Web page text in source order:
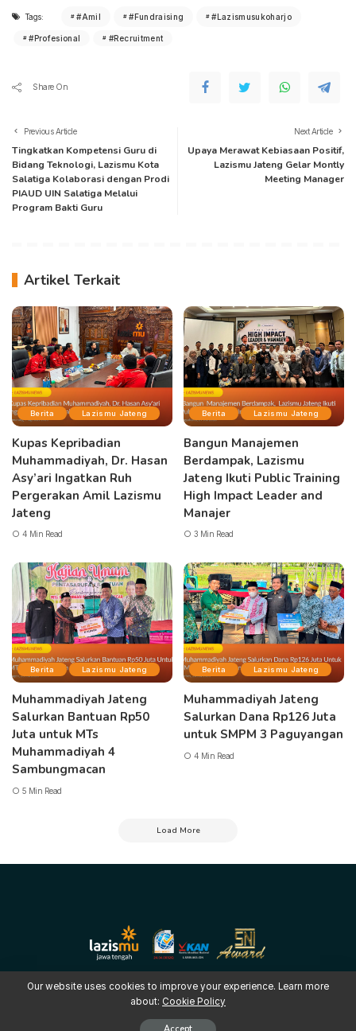
Tags: #Amil #Fundraising #Lazismusukoharjo
#Profesional #Recruitment
Share On
Previous Article
Tingkatkan Kompetensi Guru di
Bidang Teknologi, Lazismu Kota
Salatiga Kolaborasi dengan Prodi
PIAUD UIN Salatiga Melalui
Program Bakti Guru
Next Article
Upaya Merawat Kebiasaan Positif,
Lazismu Jateng Gelar Montly
Meeting Manager
Artikel Terkait
Berita Lazismu Jateng
Kupas Kepribadian
Muhammadiyah, Dr. Hasan
Asy’ari Ingatkan Ruh
Pergerakan Amil Lazismu
Jateng
4 Min Read
Berita Lazismu Jateng
Bangun Manajemen
Berdampak, Lazismu
Jateng Ikuti Public Training
High Impact Leader and
Manajer
3 Min Read
Berita Lazismu Jateng
Muhammadiyah Jateng
Salurkan Bantuan Rp50
Juta untuk MTs
Muhammadiyah 4
Sambungmacan
5 Min Read
Berita Lazismu Jateng
Muhammadiyah Jateng
Salurkan Dana Rp126 Juta
untuk SMPM 3 Paguyangan
4 Min Read
Load More
Tengah
Our website uses cookies to improve your experience. Learn more
about: Cookie Policy